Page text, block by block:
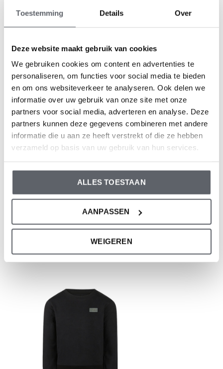
Toestemming Details Over
Deze website maakt gebruik van cookies
We gebruiken cookies om content en advertenties te
personaliseren, om functies voor social media te bieden
en om ons websiteverkeer te analyseren. Ook delen we
informatie over uw gebruik van onze site met onze
partners voor social media, adverteren en analyse. Deze
partners kunnen deze gegevens combineren met andere
informatie die u aan ze heeft verstrekt of die ze hebben
verzameld op basis van uw gebruik van hun services.
ALLES TOESTAAN
AANPASSEN
WEIGEREN
Geschlecht: Jungen
Farbe: Black
Artikelnummer: WN1818
Die Bekleidung von Dirkje fällt größengerecht aus. Wir
empfehlen, die Größe auf der Basis der Körpergröße
Ihres Kindes auszuwählen.
Sollten Sie zweifeln, klicken Sie
hier
für unsere
Bewertungen
Neueste Artikel